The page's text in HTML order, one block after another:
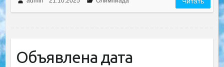
Объявлена дата